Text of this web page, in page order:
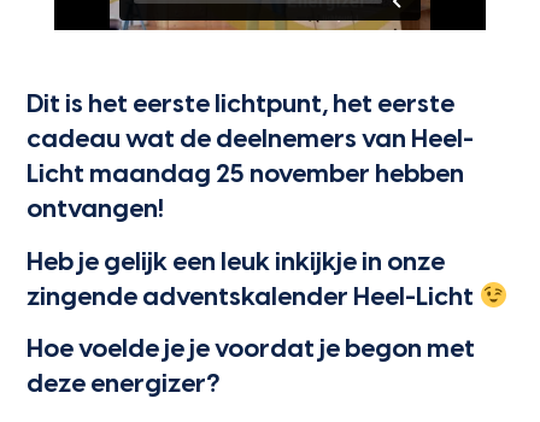
Dit is het eerste lichtpunt, het eerste
cadeau wat de deelnemers van Heel-
Licht maandag 25 november hebben
ontvangen!
Heb je gelijk een leuk inkijkje in onze
zingende adventskalender Heel-Licht
Hoe voelde je je voordat je begon met
deze energizer?